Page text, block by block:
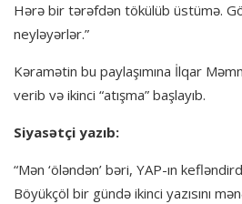
Hərə bir tərəfdən tökülüb üstümə.
neyləyərlər.”
Kəramətin bu paylaşımına İlqar
verib və ikinci “atışma” başlayıb.
Siyasətçi yazıb:
“Mən ‘öləndən’ bəri, YAP-ın
Böyükçöl bir gündə ikinci yazısını